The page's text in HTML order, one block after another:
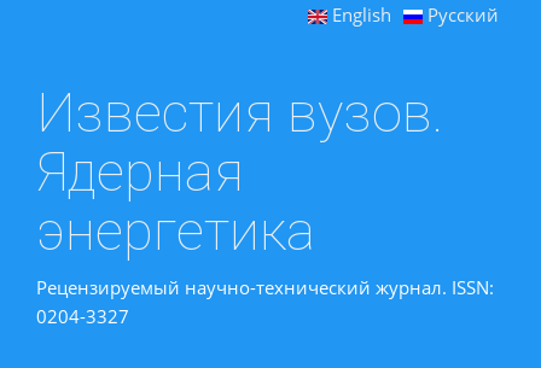
English Русский
Известия вузов.
Ядерная
энергетика
Рецензируемый научно-технический журнал. ISSN:
0204-3327